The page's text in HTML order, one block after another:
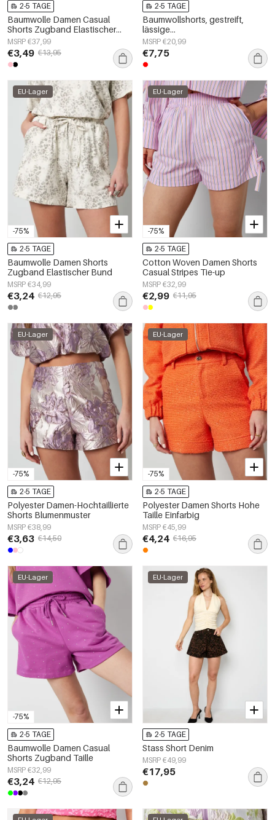
2-5 TAGE
Baumwolle Damen Casual
Shorts Zugband Elastischer
Bund
MSRP €37,99
€3,49 €13,95
2-5 TAGE
Baumwollshorts, gestreift,
lässige
Frühlings-/Sommerkleidung
MSRP €20,99
€7,75
-75%
EU-Lager
2-5 TAGE
Baumwolle Damen Shorts
Zugband Elastischer Bund
MSRP €34,99
€3,24 €12,95
-75%
EU-Lager
2-5 TAGE
Cotton Woven Damen Shorts
Casual Stripes Tie-up
MSRP €32,99
€2,99 €11,95
-75%
EU-Lager
2-5 TAGE
Polyester Damen-Hochtaillierte
Shorts Blumenmuster
MSRP €38,99
€3,63 €14,50
-75%
EU-Lager
2-5 TAGE
Polyester Damen Shorts Hohe
Taille Einfarbig
MSRP €45,99
€4,24 €16,95
-75%
EU-Lager
2-5 TAGE
Baumwolle Damen Casual
Shorts Zugband Taille
MSRP €32,99
€3,24 €12,95
EU-Lager
2-5 TAGE
Stass Short Denim
MSRP €49,99
€17,95